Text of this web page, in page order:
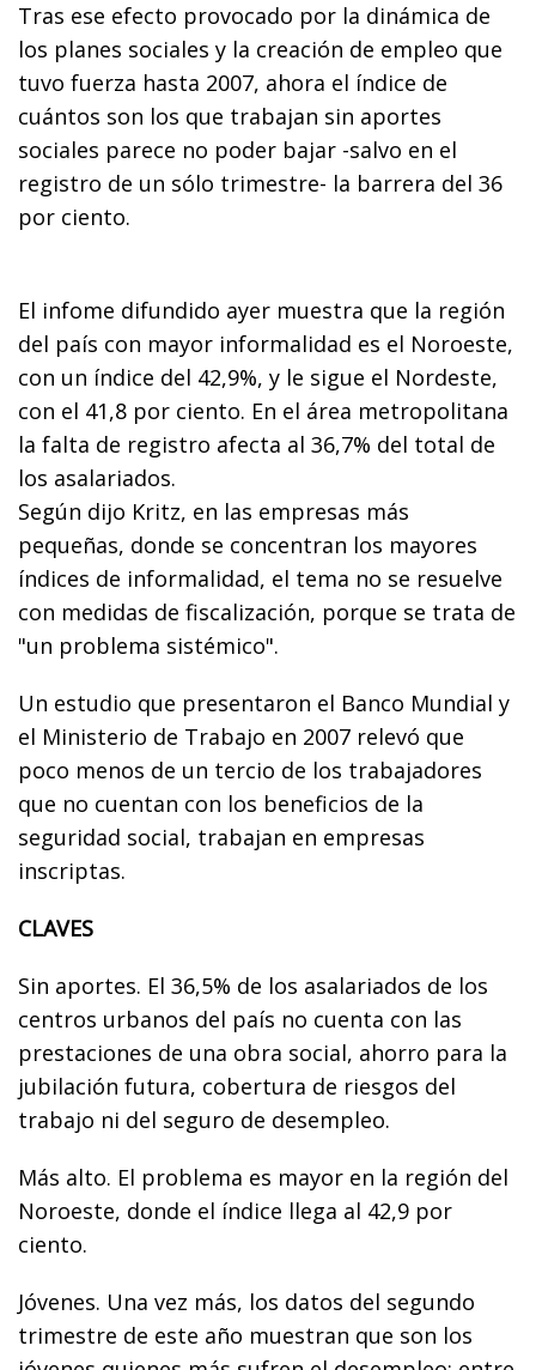
Tras ese efecto provocado por la dinámica de
los planes sociales y la creación de empleo que
tuvo fuerza hasta 2007, ahora el índice de
cuántos son los que trabajan sin aportes
sociales parece no poder bajar -salvo en el
registro de un sólo trimestre- la barrera del 36
por ciento.
El infome difundido ayer muestra que la región
del país con mayor informalidad es el Noroeste,
con un índice del 42,9%, y le sigue el Nordeste,
con el 41,8 por ciento. En el área metropolitana
la falta de registro afecta al 36,7% del total de
los asalariados.
Según dijo Kritz, en las empresas más
pequeñas, donde se concentran los mayores
índices de informalidad, el tema no se resuelve
con medidas de fiscalización, porque se trata de
"un problema sistémico".
Un estudio que presentaron el Banco Mundial y
el Ministerio de Trabajo en 2007 relevó que
poco menos de un tercio de los trabajadores
que no cuentan con los beneficios de la
seguridad social, trabajan en empresas
inscriptas.
CLAVES
Sin aportes. El 36,5% de los asalariados de los
centros urbanos del país no cuenta con las
prestaciones de una obra social, ahorro para la
jubilación futura, cobertura de riesgos del
trabajo ni del seguro de desempleo.
Más alto. El problema es mayor en la región del
Noroeste, donde el índice llega al 42,9 por
ciento.
Jóvenes. Una vez más, los datos del segundo
trimestre de este año muestran que son los